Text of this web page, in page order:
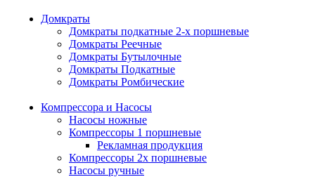
Домкраты
Домкраты подкатные 2-х поршневые
Домкраты Реечные
Домкраты Бутылочные
Домкраты Подкатные
Домкраты Ромбические
Компрессора и Насосы
Насосы ножные
Компрессоры 1 поршневые
Рекламная продукция
Компрессоры 2х поршневые
Насосы ручные